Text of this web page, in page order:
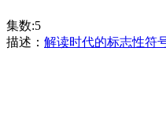
集数:5
描述： 解读时代的标志性符